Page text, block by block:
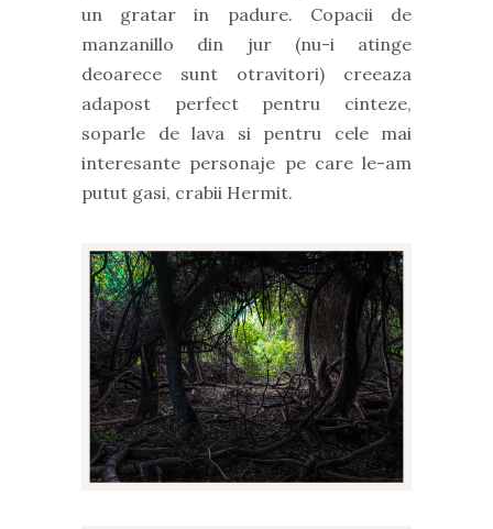
un gratar in padure. Copacii de
manzanillo din jur (nu-i atinge
deoarece sunt otravitori) creeaza
adapost perfect pentru cinteze,
soparle de lava si pentru cele mai
interesante personaje pe care le-am
putut gasi, crabii Hermit.